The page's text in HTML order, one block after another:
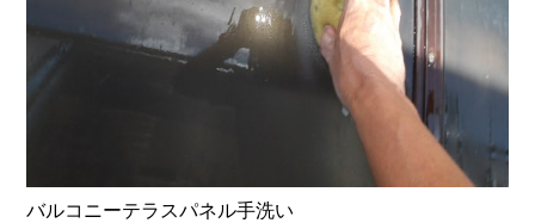
バルコニーテラスパネル手洗い